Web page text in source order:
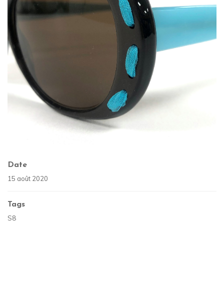
Date
15 août 2020
Tags
S8